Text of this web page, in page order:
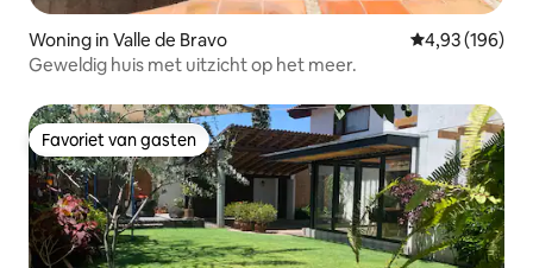
Woning in Valle de Bravo Gemiddelde
4,93 (196)
Geweldig huis met uitzicht op het meer.
Favoriet van gasten
Favoriet van gasten